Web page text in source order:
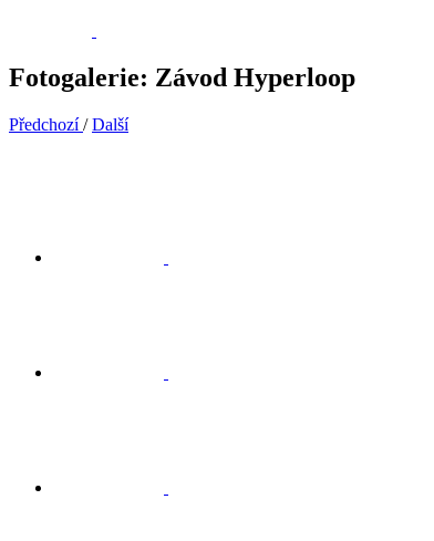
Fotogalerie: Závod Hyperloop
Předchozí / Další